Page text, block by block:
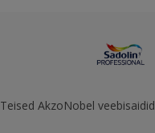
Teised AkzoNobel veebisaidid